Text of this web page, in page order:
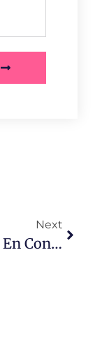
Next
Mujeres En Construcción: Igualdad Y Oportunidades En La Industria Masculina